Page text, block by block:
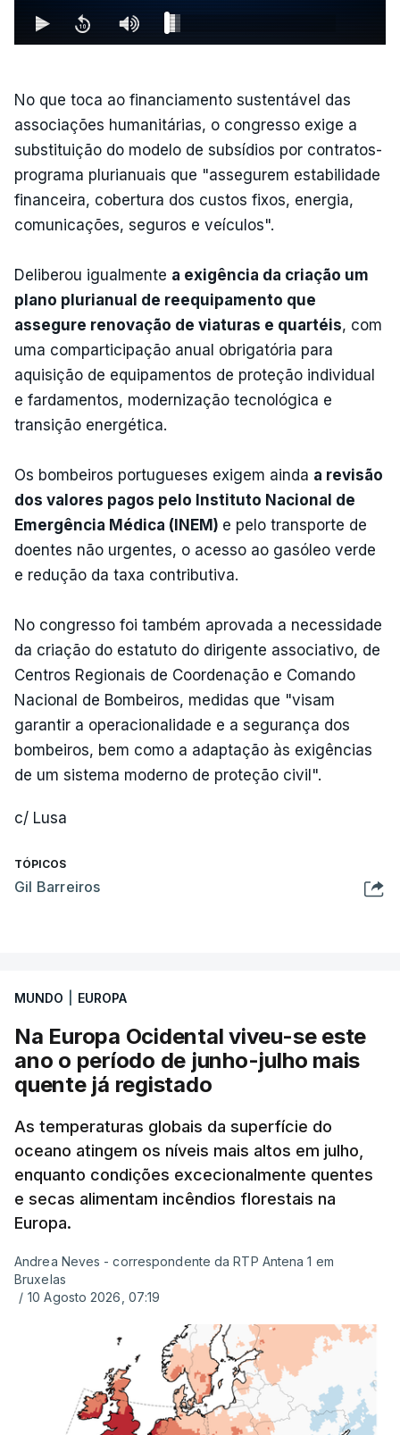
No que toca ao financiamento sustentável das
associações humanitárias, o congresso exige a
substituição do modelo de subsídios por contratos-
programa plurianuais que "assegurem estabilidade
financeira, cobertura dos custos fixos, energia,
comunicações, seguros e veículos".
Deliberou igualmente a exigência da criação um
plano plurianual de reequipamento que
assegure renovação de viaturas e quartéis, com
uma comparticipação anual obrigatória para
aquisição de equipamentos de proteção individual
e fardamentos, modernização tecnológica e
transição energética.
Os bombeiros portugueses exigem ainda a revisão
dos valores pagos pelo Instituto Nacional de
Emergência Médica (INEM) e pelo transporte de
doentes não urgentes, o acesso ao gasóleo verde
e redução da taxa contributiva.
No congresso foi também aprovada a necessidade
da criação do estatuto do dirigente associativo, de
Centros Regionais de Coordenação e Comando
Nacional de Bombeiros, medidas que "visam
garantir a operacionalidade e a segurança dos
bombeiros, bem como a adaptação às exigências
de um sistema moderno de proteção civil".
c/ Lusa
TÓPICOS
Gil Barreiros
MUNDO EUROPA
Na Europa Ocidental viveu-se este
ano o período de junho-julho mais
quente já registado
As temperaturas globais da superfície do
oceano atingem os níveis mais altos em julho,
enquanto condições excecionalmente quentes
e secas alimentam incêndios florestais na
Europa.
Andrea Neves - correspondente da RTP Antena 1 em
Bruxelas
/ 10 Agosto 2026, 07:19